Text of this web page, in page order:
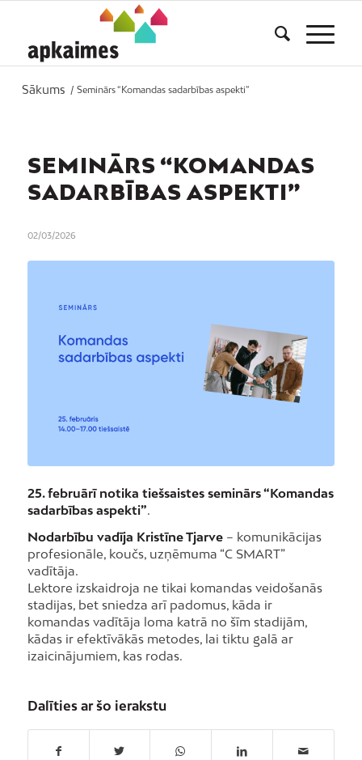
Sākums / Seminārs “Komandas sadarbības aspekti”
SEMINĀRS “KOMANDAS
SADARBĪBAS ASPEKTI”
02/03/2026
25. februārī notika tiešsaistes seminārs “Komandas
sadarbības aspekti”
Nodarbību vadīja Kristīne Tjarve– komunikācijas
profesionāle, koučs, uzņēmuma “C SMART”
vadītāja.
Lektore izskaidroja ne tikai komandas veidošanās
stadijas, bet sniedza arī padomus, kāda ir
komandas vadītāja loma katrā no šīm stadijām,
kādas ir efektīvākās metodes, lai tiktu galā ar
izaicinājumiem, kas rodas.
Dalīties ar šo ierakstu